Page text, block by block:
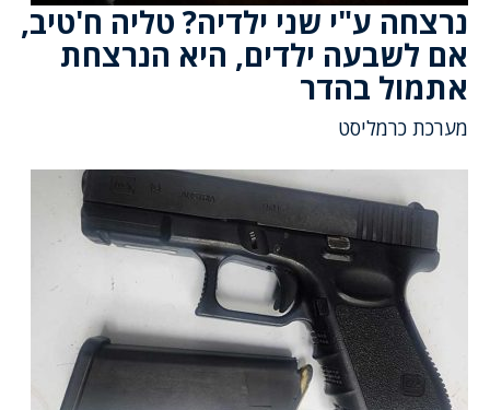
נרצחה ע"י שני ילדיה? טליה ח'טיב,
אם לשבעה ילדים, היא הנרצחת
אתמול בהדר
מערכת כרמליסט